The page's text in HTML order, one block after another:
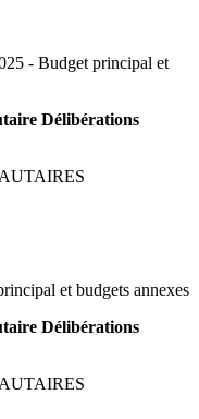
- Budget principal et
Délibérations
et budgets annexes
Délibérations